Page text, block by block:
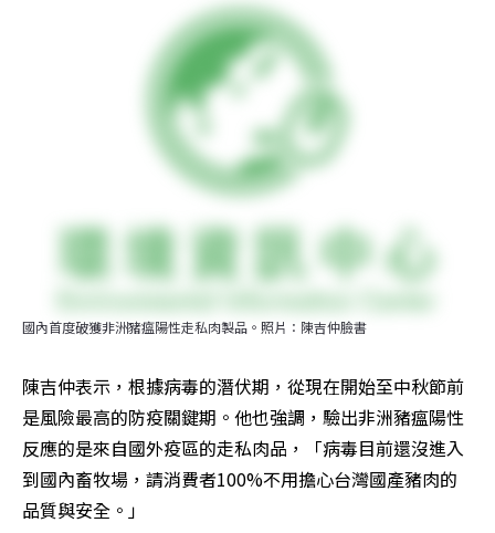
國內首度破獲非洲豬瘟陽性走私肉製品。照片：陳吉仲臉書
陳吉仲表示，根據病毒的潛伏期，從現在開始至中秋節前
是風險最高的防疫關鍵期。他也強調，驗出非洲豬瘟陽性
反應的是來自國外疫區的走私肉品，「病毒目前還沒進入
到國內畜牧場，請消費者100%不用擔心台灣國產豬肉的
品質與安全。」